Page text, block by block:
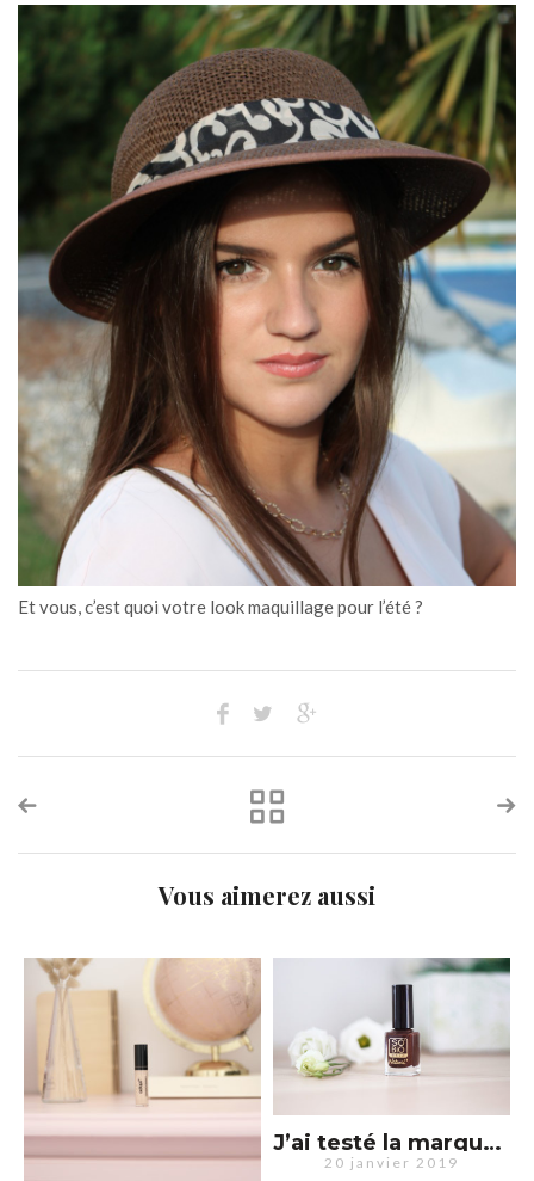
Et vous, c’est quoi votre look maquillage pour l’été ?
Vous aimerez aussi
J’ai testé la marque SO’BiO : bonne surprise ?
20 janvier 2019